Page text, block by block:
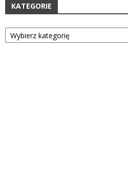
KATEGORIE
Kategorie